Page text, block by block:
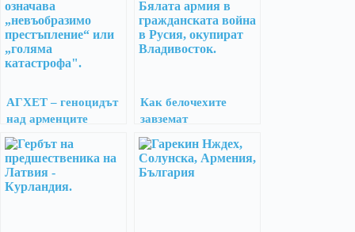
АГХЕТ – геноцидът
над арменците
Как белочехите
завземат
Владивосток през
1918 г.